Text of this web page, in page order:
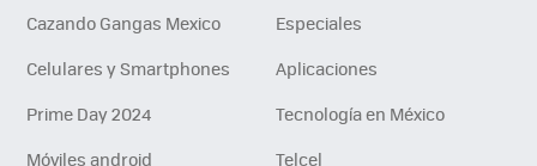
Cazando Gangas Mexico
Especiales
Celulares y Smartphones
Aplicaciones
Prime Day 2024
Tecnología en México
Móviles android
Telcel